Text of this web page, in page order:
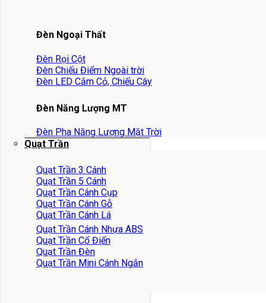
Đèn Ngoại Thất
Đèn Rọi Cột
Đèn Chiếu Điểm Ngoài trời
Đèn LED Cắm Cỏ, Chiếu Cây
Đèn Năng Lượng MT
Đèn Pha Năng Lượng Mặt Trời
Quạt Trần
Quạt Trần 3 Cánh
Quạt Trần 5 Cánh
Quạt Trần Cánh Cụp
Quạt Trần Cánh Gỗ
Quạt Trần Cánh Lá
Quạt Trần Cánh Nhựa ABS
Quạt Trần Cổ Điển
Quạt Trần Đèn
Quạt Trần Mini Cánh Ngắn